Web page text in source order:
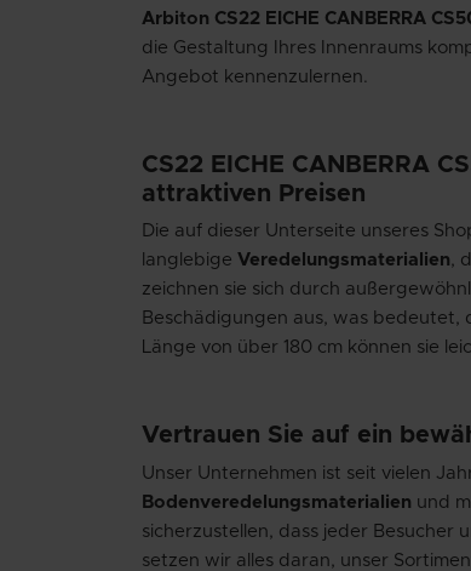
Arbiton CS22 EICHE CANBERRA
die Gestaltung Ihres Innenraums
Angebot kennenzulernen.
CS22 EICHE CANBERRA
attraktiven Preisen
Die auf dieser Unterseite unseres
langlebige Veredelungsmaterialien,
zeichnen sie sich durch
Beschädigungen aus, was bedeutet,
Länge von über 180 cm können sie
Vertrauen Sie auf ein
Unser Unternehmen ist seit vielen
Bodenveredelungsmaterialien und
sicherzustellen, dass jeder Besucher
setzen wir alles daran, unser